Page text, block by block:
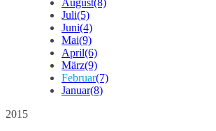
August(8)
Juli(5)
Juni(4)
Mai(9)
April(6)
März(9)
Februar(7)
Januar(8)
2015